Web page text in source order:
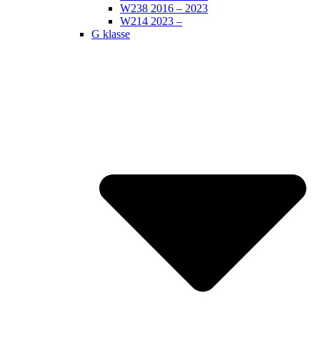
W238 2016 – 2023
W214 2023 –
G klasse